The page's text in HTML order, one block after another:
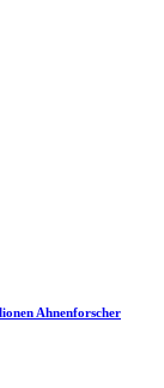
Ahnenforscher